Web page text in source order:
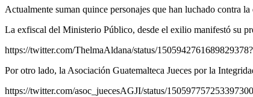
Actualmente suman quince personajes que han luchado contra
La exfiscal del Ministerio Público, desde el exilio manifestó su
https://twitter.com/ThelmaAldana/status/
Por otro lado, la Asociación Guatemalteca Jueces por la
https://twitter.com/asoc_juecesAGJI/status/